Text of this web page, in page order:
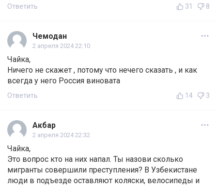
Ответить 31 8
Чемодан
2 апреля 2024 22:10
Чайка,
Ничего не скажет , потому что нечего сказать , и как
всегда у него Россия виновата
Ответить 14 3
Акбар
2 апреля 2024 22:32
Чайка,
Это вопрос кто на них напал. Ты назови сколько
мигранты совершили преступления? В Узбекистане
люди в подъезде оставляют коляски, велосипеды и